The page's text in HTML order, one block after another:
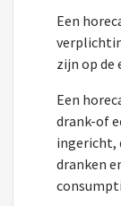
Een
zijn op de
Een
drank-of
ingericht,
dranken